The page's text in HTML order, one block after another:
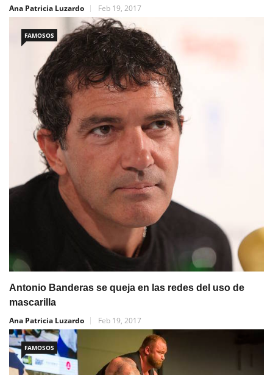
Ana Patricia Luzardo
Feb 19, 2017
FAMOSOS
Antonio Banderas se queja en las redes del uso de
mascarilla
Ana Patricia Luzardo
Feb 19, 2017
FAMOSOS